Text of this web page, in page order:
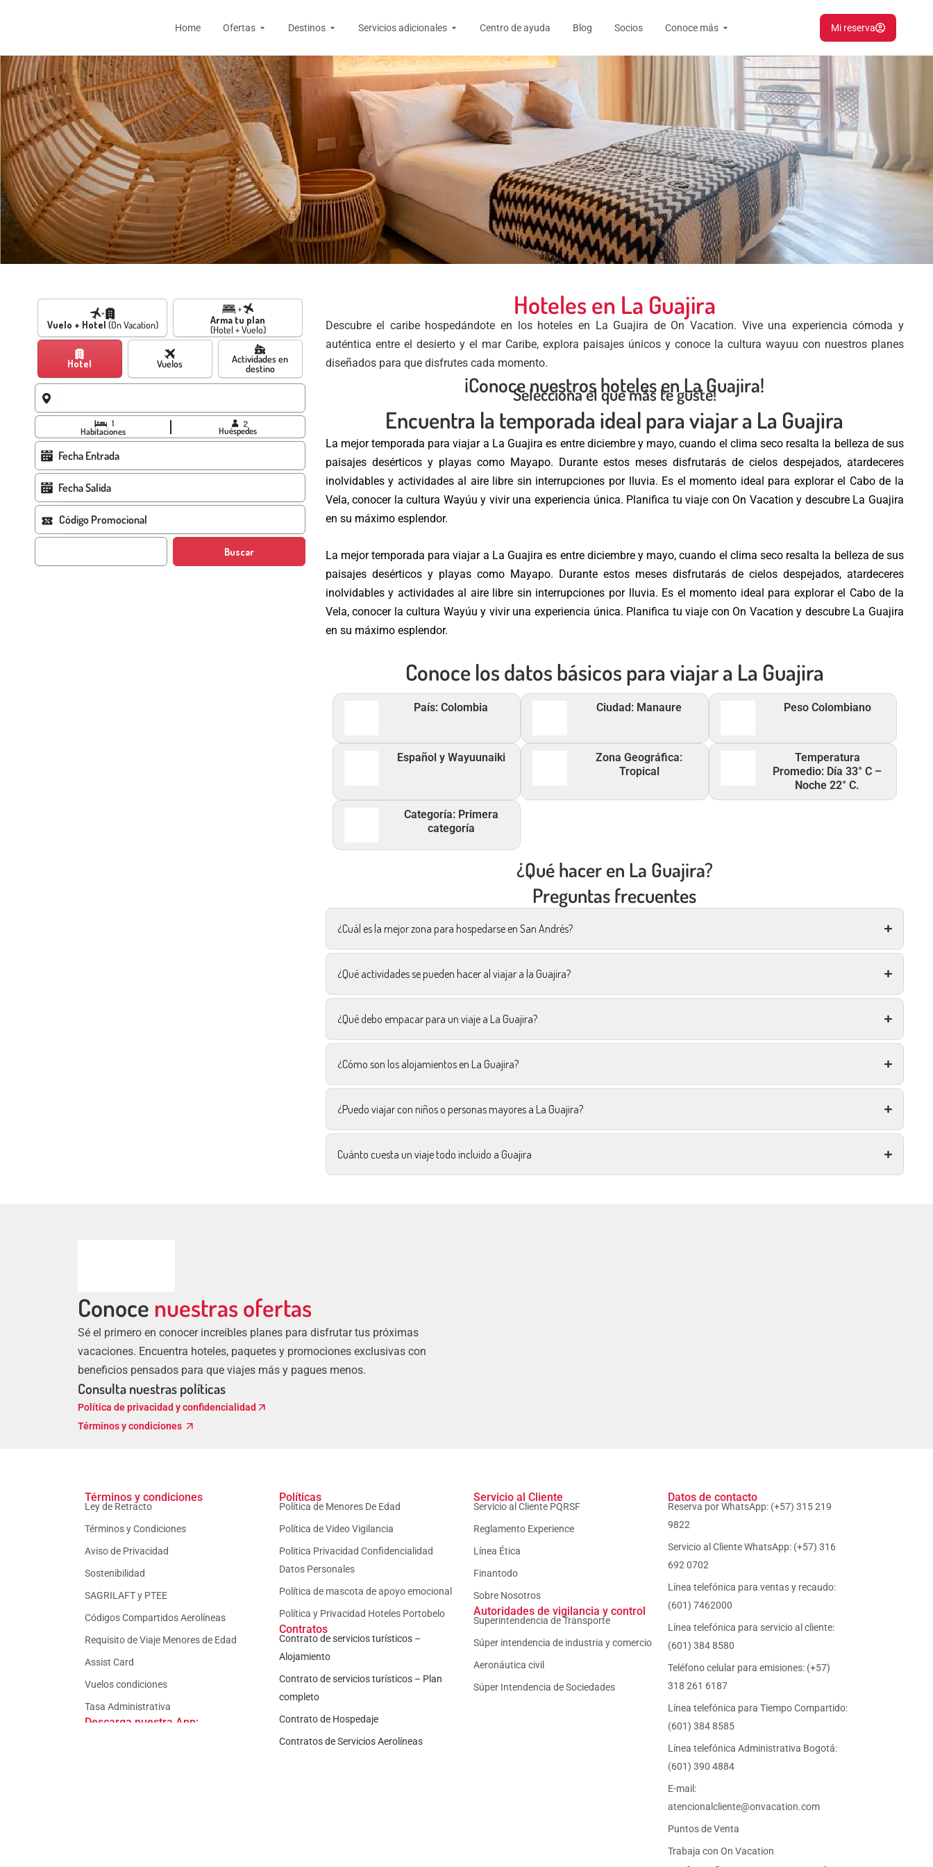
Home Ofertas Open Ofertas
Destinos Open Destinos
Servicios adicionales Open Servicios adicionales
Centro de ayuda Blog Socios Conoce más Open Conoce más Mi reserva
Vuelo + Hotel (On Vacation)
Arma tu plan
(Hotel + Vuelo)
Hotel Vuelos
Actividades en
destino
1
Habitaciones
2
Huéspedes
Buscar
Hoteles en La Guajira
Descubre el caribe hospedándote en los hoteles en La Guajira de On Vacation. Vive una experiencia cómoda y
auténtica entre el desierto y el mar Caribe, explora paisajes únicos y conoce la cultura wayuu con nuestros planes
diseñados para que disfrutes cada momento.
¡Conoce nuestros hoteles en La Guajira!
Selecciona el que más te guste!
Encuentra la temporada ideal para viajar a La Guajira
La mejor temporada para viajar a La Guajira es entre diciembre y mayo, cuando el clima seco resalta la belleza de sus
paisajes desérticos y playas como Mayapo. Durante estos meses disfrutarás de cielos despejados, atardeceres
inolvidables y actividades al aire libre sin interrupciones por lluvia. Es el momento ideal para explorar el Cabo de la
Vela, conocer la cultura Wayúu y vivir una experiencia única. Planifica tu viaje con On Vacation y descubre La Guajira
en su máximo esplendor.
La mejor temporada para viajar a La Guajira es entre diciembre y mayo, cuando el clima seco resalta la belleza de sus
paisajes desérticos y playas como Mayapo. Durante estos meses disfrutarás de cielos despejados, atardeceres
inolvidables y actividades al aire libre sin interrupciones por lluvia. Es el momento ideal para explorar el Cabo de la
Vela, conocer la cultura Wayúu y vivir una experiencia única. Planifica tu viaje con On Vacation y descubre La Guajira
en su máximo esplendor.
Conoce los datos básicos para viajar a La Guajira
País: Colombia Ciudad: Manaure Peso Colombiano
Español y Wayuunaiki
Zona Geográfica:
Tropical
Temperatura
Promedio: Día 33° C –
Noche 22° C.
Categoría: Primera
categoría
¿Qué hacer en La Guajira?​
Preguntas frecuentes
¿Cuál es la mejor zona para hospedarse en San Andrés?
¿Qué actividades se pueden hacer al viajar a la Guajira?​
¿Qué debo empacar para un viaje a La Guajira?​
¿Cómo son los alojamientos en La Guajira?​
¿Puedo viajar con niños o personas mayores a La Guajira?​
Cuánto cuesta un viaje todo incluido a Guajira
Conoce nuestras ofertas
Sé el primero en conocer increíbles planes para disfrutar tus próximas
vacaciones. Encuentra hoteles, paquetes y promociones exclusivas con
beneficios pensados para que viajes más y pagues menos.
Consulta nuestras políticas
Política de privacidad y confidencialidad arrow_outward
Términos y condiciones arrow_outward
Términos y condiciones
Ley de Retracto
Términos y Condiciones
Aviso de Privacidad
Sostenibilidad
SAGRILAFT y PTEE
Códigos Compartidos Aerolíneas
Requisito de Viaje Menores de Edad
Assist Card
Vuelos condiciones
Tasa Administrativa
Descarga nuestra App:
Políticas
Política de Menores De Edad
Política de Video Vigilancia
Politica Privacidad Confidencialidad
Datos Personales
Política de mascota de apoyo emocional
Política y Privacidad Hoteles Portobelo
Contratos
Contrato de servicios turísticos –
Alojamiento
Contrato de servicios turísticos – Plan
completo
Contrato de Hospedaje
Contratos de Servicios Aerolíneas
Servicio al Cliente
Servicio al Cliente PQRSF
Reglamento Experience
Línea Ética
Finantodo
Sobre Nosotros
Autoridades de vigilancia y control
Superintendencia de Transporte
Súper intendencia de industria y comercio
Aeronáutica civil
Súper Intendencia de Sociedades
Datos de contacto
Reserva por WhatsApp: (+57) 315 219
9822
Servicio al Cliente WhatsApp: (+57) 316
692 0702
Línea telefónica para ventas y recaudo:
(601) 7462000
Línea telefónica para servicio al cliente:
(601) 384 8580
Teléfono celular para emisiones: (+57)
318 261 6187
Línea telefónica para Tiempo Compartido:
(601) 384 8585
Línea telefónica Administrativa Bogotá:
(601) 390 4884
E-mail:
atencionalcliente@onvacation.com
Puntos de Venta
Trabaja con On Vacation